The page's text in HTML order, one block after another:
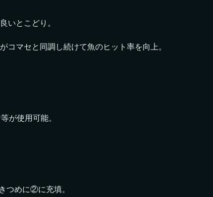
いとこどり。
コマセと同調し続けて魚のヒット率を向上。
が使用可能。
つめに②に充填。